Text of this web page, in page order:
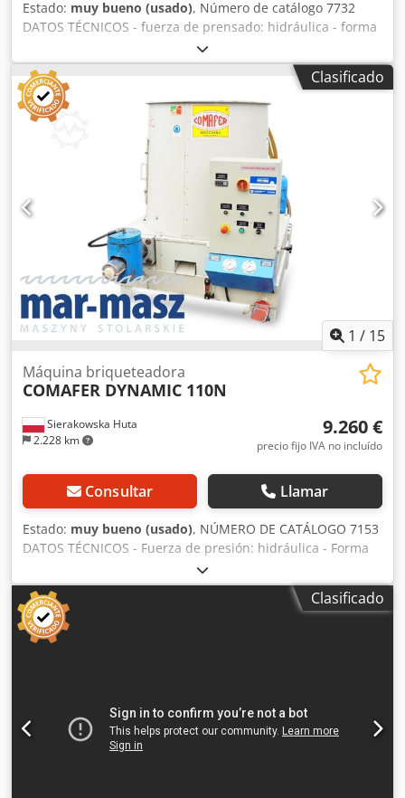
Estado: muy bueno (usado), Número de catálogo 7732
DATOS TÉCNICOS - fuerza de prensado: hidráulica - forma
del briquete: redonda - diámetro del briquete: 70mm -
diámetro del depósito: 1200mm - rendimiento: aprox.
70kg/h - funcionamiento automático de la máquina -
motor: 7,5kW - presión máxima de trabajo: 150 bar -
diámetro de conexión de aspiración: 90mm Codezhvaaspfx
Acisrf - diámetro de la abertura de la bolsa filtrante:
500mm - altura máxima de la bolsa: 900mm - dimensiones
(LxAnxAl): 1950x1400x2700mm - peso: 1130kg VENTAJAS -
fabricación italiana - posibilidad de conexión directa al
extractor de virutas - prensa briquetadora usada -
documentación técnica DTR - estado: muy bueno Precio
neto: 29.900 PLN Precio neto: 7.120 EUR (en base a un tipo
de cambio de 4,2 EUR) (Los precios pueden variar según
fluctuaciones del tipo de cambio)
Clasificado
1 / 15
Sierakowska Huta
2.228 km
Máquina briqueteadora
COMAFER DYNAMIC 110N
9.260 €
precio fijo IVA no incluído
Consultar Llamar
Estado: muy bueno (usado), NÚMERO DE CATÁLOGO 7153
DATOS TÉCNICOS - Fuerza de presión: hidráulica - Forma
del briquete: redonda - Diámetro del briquete: 70 mm -
Dimensiones del depósito (Al/An): 920x870 mm -
Rendimiento: aprox. 110 kg/h - Funcionamiento automático
de la máquina - Enfriador de aceite - Calentamiento de
aceite - Ventana de inspección Csdozh H Rispfx Acierf -
Precio neto: 38.900 PLN Precio neto: 9.260 EUR según tipo
de cambio de 4,2 EUR (Los precios pueden variar en caso
de fluctuaciones)
Clasificado